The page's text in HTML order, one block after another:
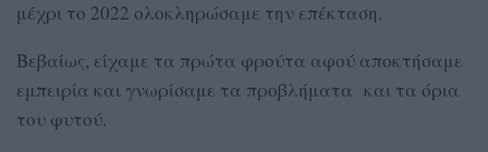
μέχρι το 2022 ολοκληρώσαμε την επέκταση.
Βεβαίως, είχαμε τα πρώτα φρούτα αφού αποκτήσαμε
εμπειρία και γνωρίσαμε τα προβλήματα και τα όρια
του φυτού.